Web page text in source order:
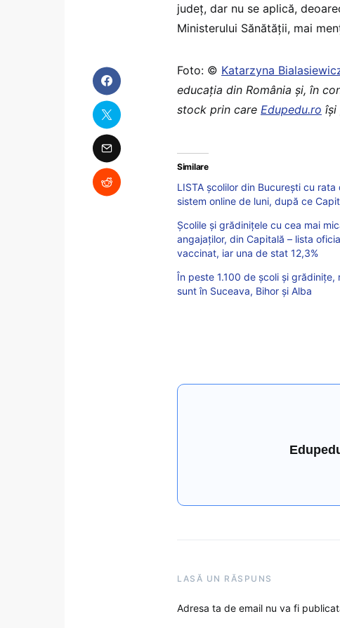
judeţ, dar nu se aplică,
Ministerului Sănătăţii, mai
Foto: © Katarzyna
educaţia din România şi, în
stock prin care Edupedu.ro îşi
Similare
LISTA școlilor din București cu
sistem online de luni, după ce
Școlile și grădinițele cu cea mai
angajaților, din Capitală – lista
vaccinat, iar una de stat 12,3%
În peste 1.100 de școli și
sunt în Suceava, Bihor și Alba
LASĂ UN RĂSPUNS
Adresa ta de email nu va fi